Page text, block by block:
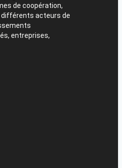
de coopération,
différents acteurs de
entreprises,